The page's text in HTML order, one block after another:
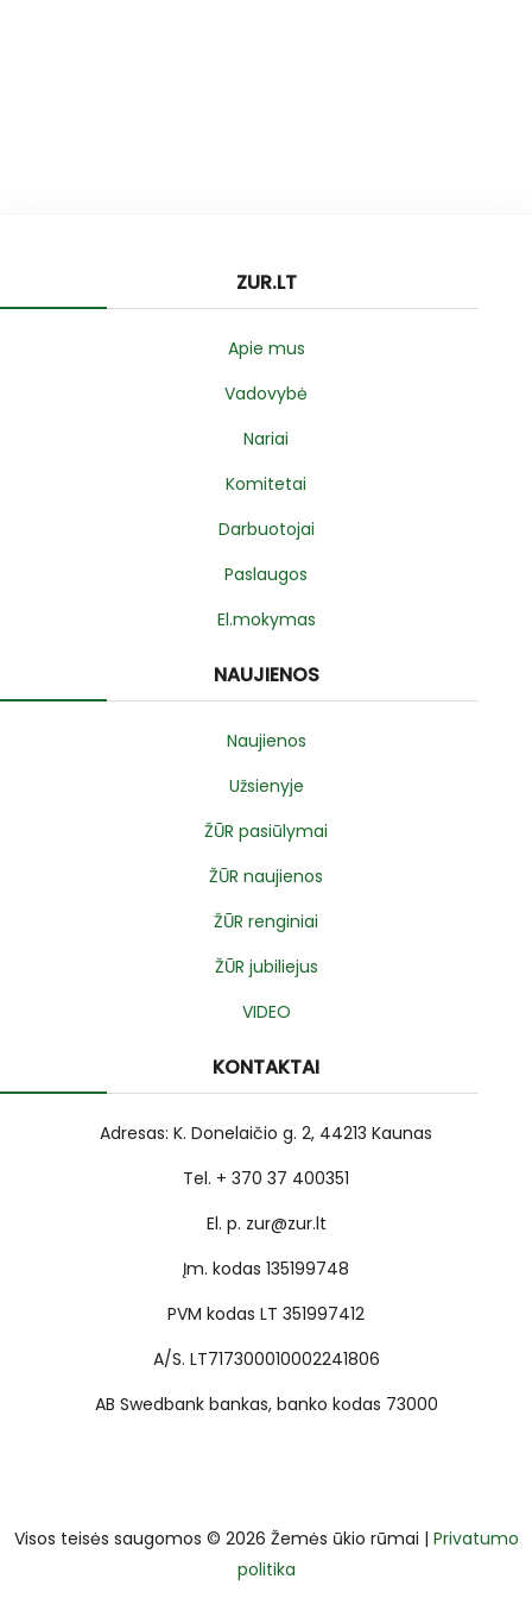
ZUR.LT
Apie mus
Vadovybė
Nariai
Komitetai
Darbuotojai
Paslaugos
El.mokymas
NAUJIENOS
Naujienos
Užsienyje
ŽŪR pasiūlymai
ŽŪR naujienos
ŽŪR renginiai
ŽŪR jubiliejus
VIDEO
KONTAKTAI
Adresas: K. Donelaičio g. 2, 44213 Kaunas
Tel. + 370 37 400351
El. p. zur@zur.lt
Įm. kodas 135199748
PVM kodas LT 351997412
A/S. LT717300010002241806
AB Swedbank bankas, banko kodas 73000
Visos teisės saugomos © 2026 Žemės ūkio rūmai | Privatumo
politika